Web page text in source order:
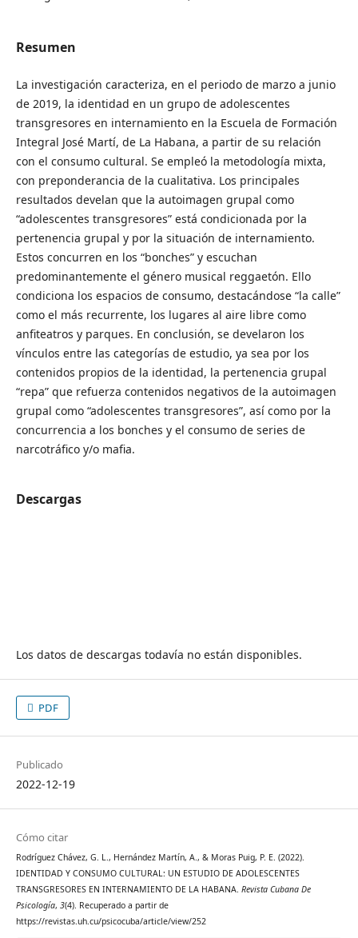
Resumen
La investigación caracteriza, en el periodo de marzo a junio
de 2019, la identidad en un grupo de adolescentes
transgresores en internamiento en la Escuela de Formación
Integral José Martí, de La Habana, a partir de su relación
con el consumo cultural. Se empleó la metodología mixta,
con preponderancia de la cualitativa. Los principales
resultados develan que la autoimagen grupal como
“adolescentes transgresores” está condicionada por la
pertenencia grupal y por la situación de internamiento.
Estos concurren en los “bonches” y escuchan
predominantemente el género musical reggaetón. Ello
condiciona los espacios de consumo, destacándose “la calle”
como el más recurrente, los lugares al aire libre como
anfiteatros y parques. En conclusión, se develaron los
vínculos entre las categorías de estudio, ya sea por los
contenidos propios de la identidad, la pertenencia grupal
“repa” que refuerza contenidos negativos de la autoimagen
grupal como “adolescentes transgresores”, así como por la
concurrencia a los bonches y el consumo de series de
narcotráfico y/o mafia.
Descargas
Los datos de descargas todavía no están disponibles.
PDF
Publicado
2022-12-19
Cómo citar
Rodríguez Chávez, G. L., Hernández Martín, A., & Moras Puig, P. E. (2022).
IDENTIDAD Y CONSUMO CULTURAL: UN ESTUDIO DE ADOLESCENTES
TRANSGRESORES EN INTERNAMIENTO DE LA HABANA. Revista Cubana De
Psicología, 3(4). Recuperado a partir de
https://revistas.uh.cu/psicocuba/article/view/252